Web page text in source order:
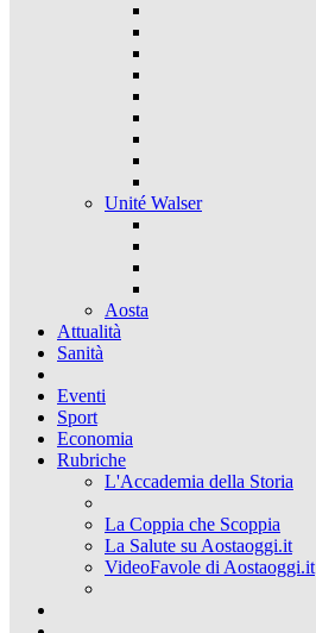
Unité Walser
Aosta
Attualità
Sanità
Eventi
Sport
Economia
Rubriche
L'Accademia della Storia
La Coppia che Scoppia
La Salute su Aostaoggi.it
VideoFavole di Aostaoggi.it